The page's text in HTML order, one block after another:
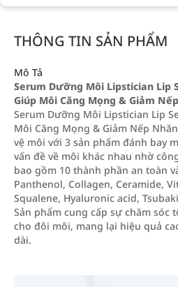
THÔNG TIN SẢN PHẨM
Mô Tả
Serum Dưỡng Môi Lipstician Lip
Giúp Môi Căng Mọng & Giảm
Serum Dưỡng Môi Lipstician Lip
Môi Căng Mọng & Giảm Nếp
vệ môi với 3 sản phẩm đánh bay
vấn đề về môi khác nhau nhờ
bao gồm 10 thành phần an toàn
Panthenol, Collagen, Ceramide,
Squalene, Hyaluronic acid,
Sản phẩm cung cấp sự chăm
cho đôi môi, mang lại hiệu quả
dài.